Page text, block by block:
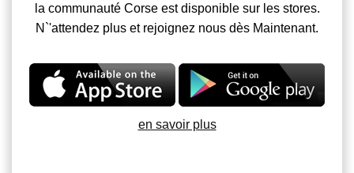
la communauté Corse est disponible sur les stores.
N`'attendez plus et rejoignez nous dès Maintenant.
en savoir plus